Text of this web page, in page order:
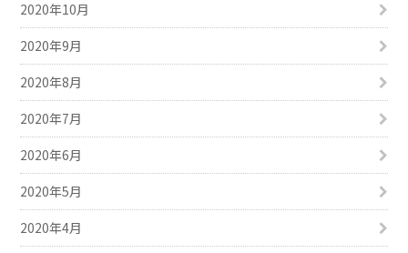
2020年10月
2020年9月
2020年8月
2020年7月
2020年6月
2020年5月
2020年4月